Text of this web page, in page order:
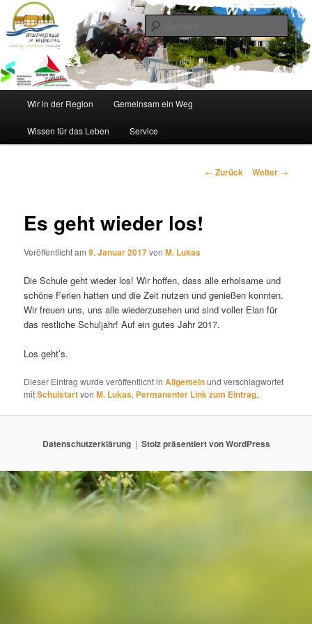
Zum
Inhalt
wechseln
Sekundarschule im Walbachtal
Wir in der Region Gemeinsam ein Weg
Wissen für das Leben Service
Beitrags-
← Zurück Weiter →
Es geht wieder los!
Veröffentlicht am9. Januar 2017vonM. Lukas
Die Schule geht wieder los! Wir hoffen, dass alle erholsame und
schöne Ferien hatten und die Zeit nutzen und genießen konnten.
Wir freuen uns, uns alle wiederzusehen und sind voller Elan für
das restliche Schuljahr! Auf ein gutes Jahr 2017.
Los geht’s.
Dieser Eintrag wurde veröffentlicht inAllgemeinund verschlagwortet
mitSchulstartvonM. Lukas. Permanenter Link zum Eintrag.
Datenschutzerklärung Stolz präsentiert von WordPress